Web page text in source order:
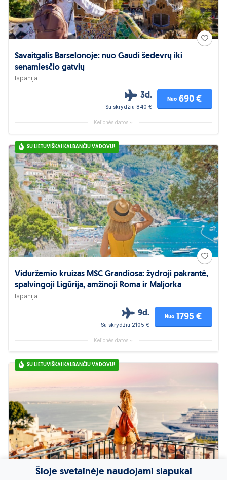
Savaitgalis Barselonoje: nuo Gaudi šedevrų iki
senamiesčio gatvių
Ispanija
3d.
Su skrydžiu 840 €
Nuo 690 €
Kelionės datos
SU LIETUVIŠKAI KALBANČIU VADOVU!
Viduržemio kruizas MSC Grandiosa: žydroji pakrantė,
spalvingoji Ligūrija, amžinoji Roma ir Maljorka
Ispanija
9d.
Su skrydžiu 2105 €
Nuo 1795 €
Kelionės datos
SU LIETUVIŠKAI KALBANČIU VADOVU!
Šioje svetainėje naudojami slapukai